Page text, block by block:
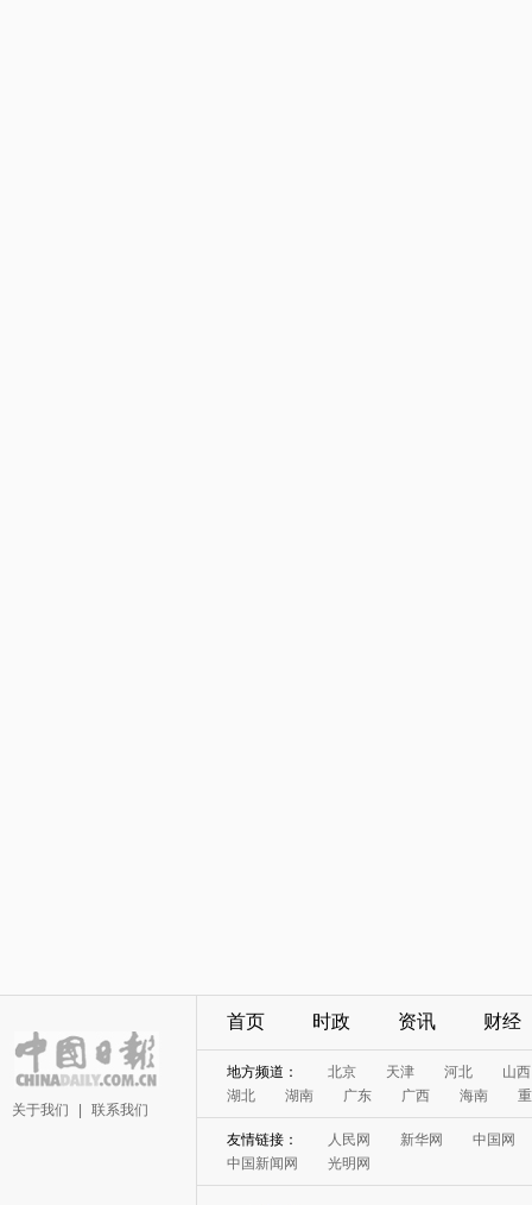
关于我们 联系我们
首页 时政 资讯 财经
地方频道： 北京 天津 河北
山西
湖北
湖南 广东 广西 海南
友情链接： 人民网 新华网
中国网
中国新闻网
光明网